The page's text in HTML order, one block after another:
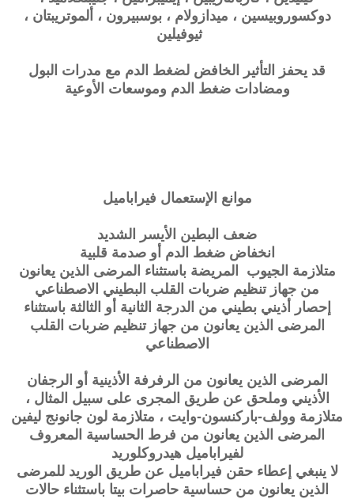
دوكسوروبيسين ، ميدازولام ، بوسبيرون ، ألموتريبتان ،
ثيوفيلين
قد يحفز التأثير الخافض لضغط الدم مع مدرات البول
ومضادات ضغط الدم وموسعات الأوعية
موانع الإستعمال فيراباميل
ضعف البطين الأيسر الشديد
انخفاض ضغط الدم أو صدمة قلبية
متلازمة الجيوب المريضة باستثناء المرضى الذين يعانون
من جهاز تنظيم ضربات القلب البطيني الاصطناعي
إحصار أذيني بطيني من الدرجة الثانية أو الثالثة باستثناء
المرضى الذين يعانون من جهاز تنظيم ضربات القلب
الاصطناعي
المرضى الذين يعانون من الرفرفة الأذينية أو الرجفان
الأذيني وملحق عن طريق المجرى على سبيل المثال ،
متلازمة وولف-باركنسون-وايت ، متلازمة لون جانونج ليفين
المرضى الذين يعانون من فرط الحساسية المعروف
لفيراباميل هيدروكلوريد
لا ينبغي إعطاء حقن فيراباميل عن طريق الوريد للمرضى
الذين يعانون من حساسية حاصرات بيتا باستثناء حالات